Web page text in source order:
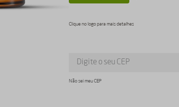
Clique no logo para mais detalhes
Não sei meu CEP